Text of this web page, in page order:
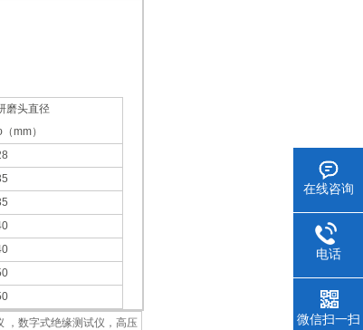
磨头直径
mm）
，数字式绝缘测试仪，高压
在线咨询
电话
微信扫一扫